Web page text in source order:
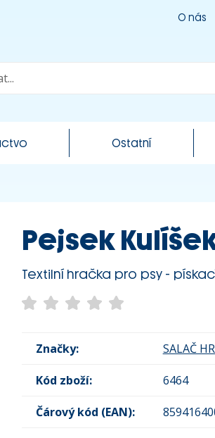
O nás
Ostatní
Pejsek
Textilní hračka pro psy -
Značky: SALAČ
Kód zboží: 6464
Čárový kód (EAN):